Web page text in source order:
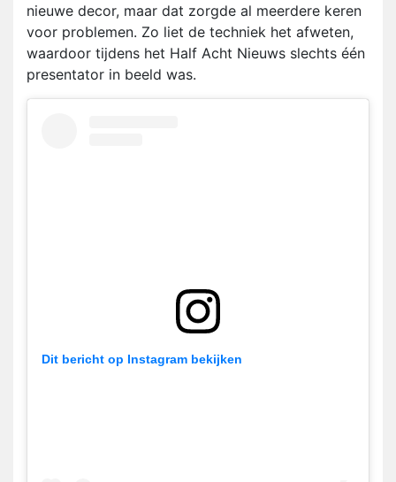
nieuwe decor, maar dat zorgde al meerdere keren
voor problemen. Zo liet de techniek het afweten,
waardoor tijdens het Half Acht Nieuws slechts één
presentator in beeld was.
Dit bericht op Instagram bekijken